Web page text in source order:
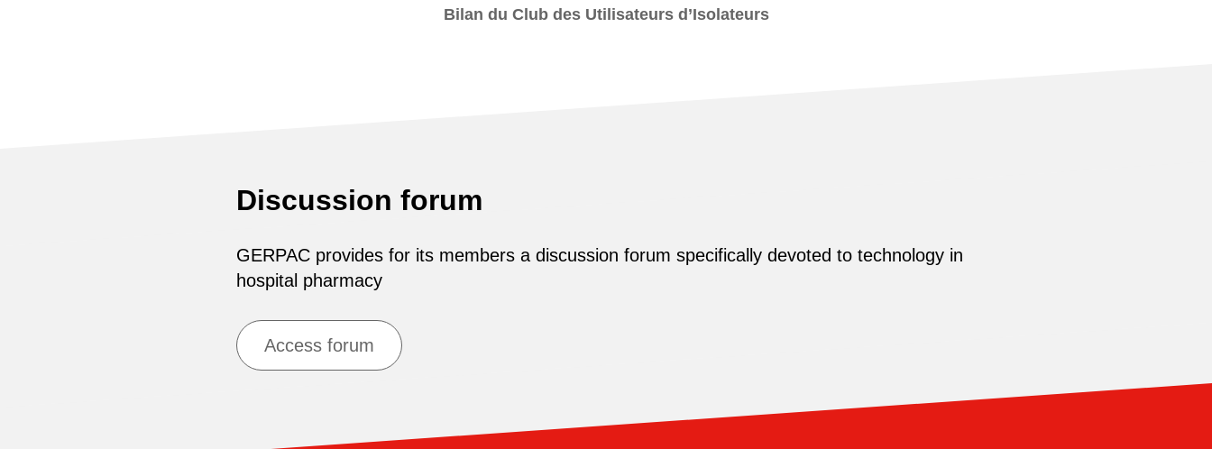
Bilan du Club des Utilisateurs d’Isolateurs
Discussion forum
GERPAC provides for its members a discussion forum specifically devoted to technology in
hospital pharmacy
Access forum